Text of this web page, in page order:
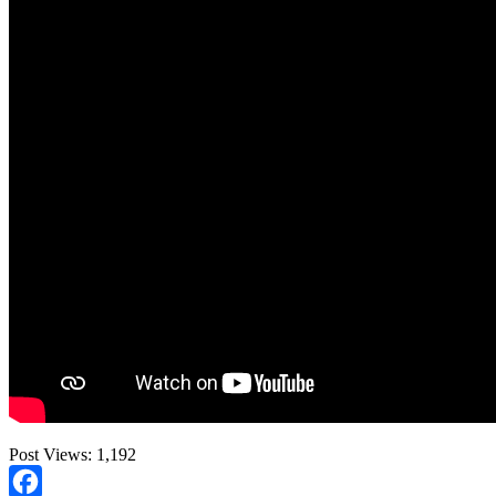
Post Views: 1,192